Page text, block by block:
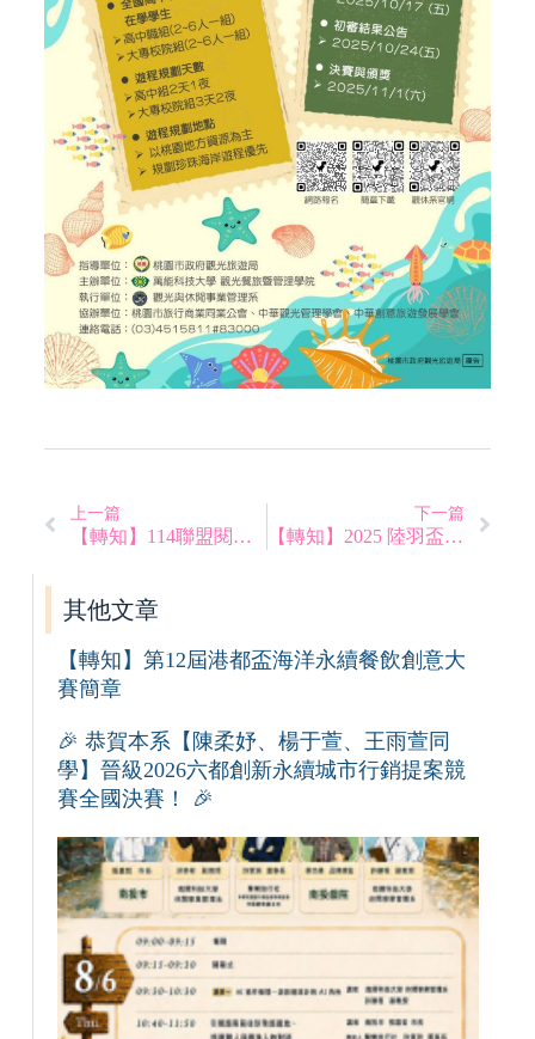
上一篇
【轉知】114聯盟閱讀推廣-E遊永續
下一篇
【轉知】2025 陸羽盃客家茶飲暨茶餐料理競賽
其他文章
【轉知】第12屆港都盃海洋永續餐飲創意大
賽簡章
🎉 恭賀本系【陳柔妤、楊于萱、王雨萱同
學】晉級2026六都創新永續城市行銷提案競
賽全國決賽！ 🎉